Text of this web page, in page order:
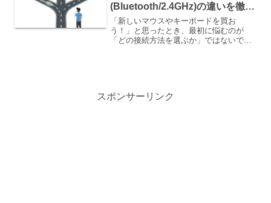
(Bluetooth/2.4GHz)の違いを徹底
解説！
「新しいマウスやキーボードを買お
う！」と思ったとき、最初に悩むのが
「どの接続方法を選ぶか」ではないでし
スポンサーリンク